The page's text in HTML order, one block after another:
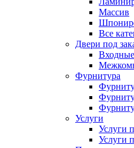
Массив
Все
Двери под
Входные
Фурнитура
Услуги
Услуги
Услуги